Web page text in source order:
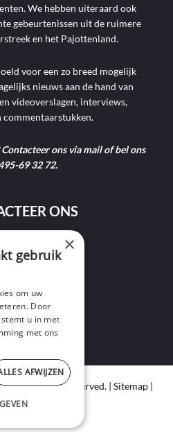
We hebben uiteraard ook
gebeurtenissen uit de ruimere
en het Pajottenland.
voor een zo breed mogelijk
nieuws aan de hand van
videoverslagen, interviews,
commentaarstukken.
ons via mail of bel ons
69 32 72.
ONS
Ninove
495 69 32 72
All Rights Reserved. | Sitemap|
|Privacy Policy
×
gebruik
om uw
Door
u in met
met ons
AFWIJZEN